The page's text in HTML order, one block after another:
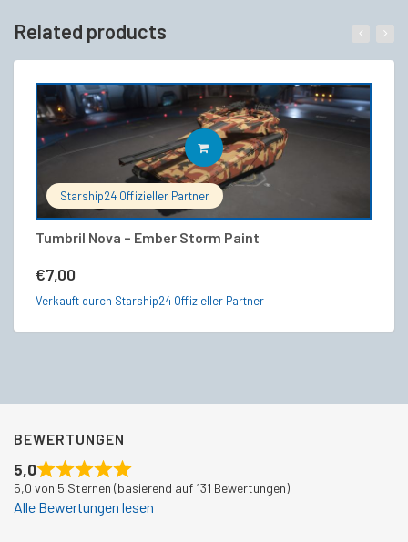
Related products
Starship24 Offizieller Partner
Tumbril Nova – Ember Storm Paint
€7,00
IN DEN WARENKORB
Verkauft durch Starship24 Offizieller Partner
BEWERTUNGEN
5,0
5,0 von 5 Sternen (basierend auf 131 Bewertungen)
Alle Bewertungen lesen